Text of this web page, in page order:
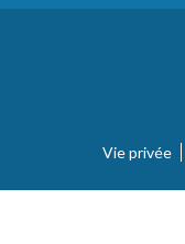
Vie privée